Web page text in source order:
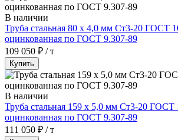
В наличии
Труба стальная 80 х 4,0 мм Ст3-20 ГОСТ
оцинкованная по ГОСТ 9.307-89
109 050 ₽ / т
Купить
В наличии
Труба стальная 159 х 5,0 мм Ст3-20 ГОСТ
оцинкованная по ГОСТ 9.307-89
111 050 ₽ / т